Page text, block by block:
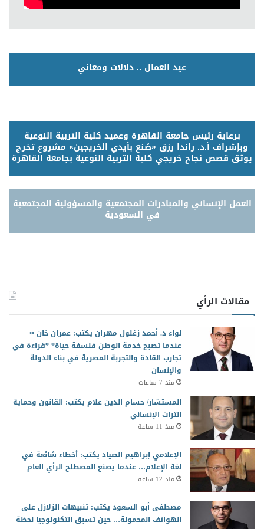
عيد العمال .. دلالات ومعاني
برعاية رئيس جامعة القاهرة وعميد كلية التربية النوعية
وبإشراف أ.د. راندا رزق «صُنع بأيدي الخريجين» مشروع تخرج
يوثق قصص نجاح خريجي كلية التربية النوعية بجامعة القاهرة
العمل الإنساني والمبادرات المجتمعية والمسؤولية المجتمعية
في السعودية
مقالات الرأي
لواء د. أحمد زغلول مهران يكتب: عمران خان ••
عندما تصبح خدمة الوطن فلسفة حياة* *قراءة في
تجارب القادة والتجربة المصرية في بناء الدولة
والإنسان
منذ 7 ساعات
المستشار/ حسام الدين علام يكتب: القانون وحماية
التراث الإنساني
منذ 11 ساعة
الإعلامي إبراهيم الصياد يكتب: أخطاء شائعة في
لغة الإعلام… عندما يصنع المصطلح الرأي العام
منذ 12 ساعة
مصطفى أبو السعود يكتب: تنبيهات الزلازل على
الهواتف المحمولة… حين تسبق التكنولوجيا لحظة